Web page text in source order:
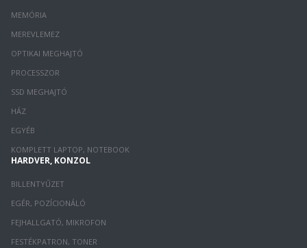
MEMÓRIA
MEREVLEMEZ
OPTIKAI MEGHAJTÓ
PROCESSZOR
SSD MEGHAJTÓ
HÁZ
EGYÉB
KOMPLETT LAPTOP, NOTEBOOK
HARDVER, KONZOL
BILLENTYŰZET
EGÉR, POZÍCIONÁLÓ
FEJHALLGATÓ, MIKROFON
FESTÉKPATRON, TONER